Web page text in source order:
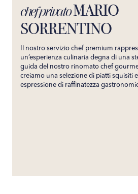
chef privatoMARIO
SORRENTINO
Il nostro servizio chef premium
un’esperienza culinaria degna di una
guida del nostro rinomato chef
creiamo una selezione di piatti squisiti
espressione di raffinatezza